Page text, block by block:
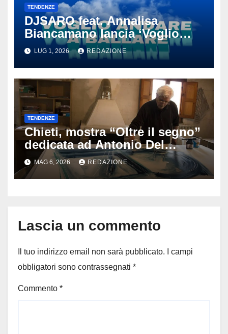
TENDENZE
DJSARO feat. Annalisa
Biancamano lancia ‘Voglio
andare a ballare’: il
tormentone latino che punta a
conquistare l’estate 2026
LUG 1, 2026 REDAZIONE
TENDENZE
Chieti, mostra “Oltre il segno”
dedicata ad Antonio Del
Donno: opere e sculture nel
cuore della città
MAG 6, 2026 REDAZIONE
Lascia un commento
Il tuo indirizzo email non sarà pubblicato.
I campi
obbligatori sono contrassegnati *
Commento *